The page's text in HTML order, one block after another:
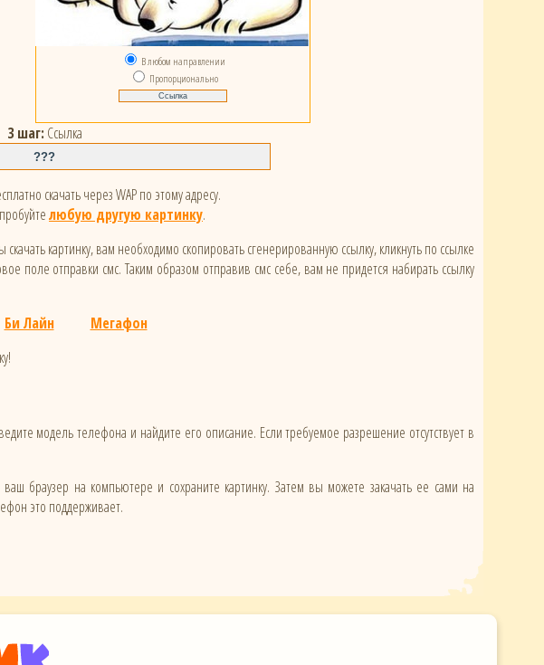
В любом направлении
Пропорционально
3 шаг: Ссылка
скачать через WAP по этому адресу.
любую другую картинку.
картинку, вам необходимо скопировать сгенерированную ссылку, кликнуть по ссылке
поле отправки смс. Таким образом отправив смс себе, вам не придется набирать ссылку
Би Лайн
Мегафон
модель телефона и найдите его описание. Если требуемое разрешение отсутствует в
браузер на компьютере и сохраните картинку. Затем вы можете закачать ее сами на
это поддерживает.